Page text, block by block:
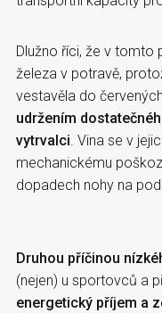
Dlužno říci, že v tomto
železa v potravě,
vestavěla do
udržením
vytrvalci. Vina se v
mechanickému
dopadech nohy na
Druhou příčinou
(nejen) u sportovců a
energetický příjem a